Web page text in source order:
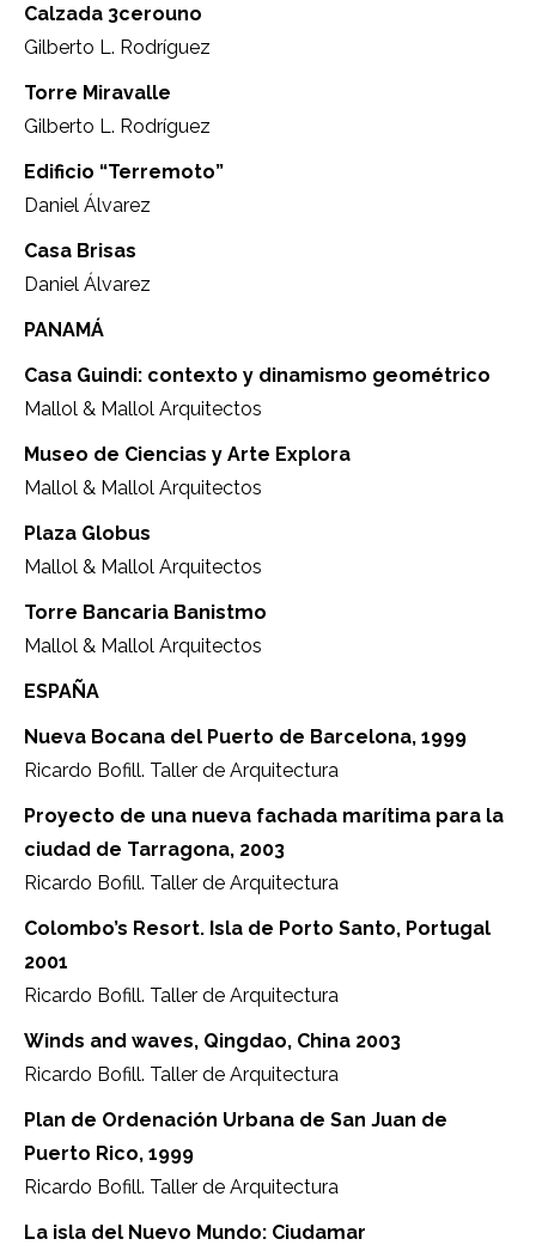
Calzada 3cerouno
Gilberto L. Rodríguez
Torre Miravalle
Gilberto L. Rodríguez
Edificio “Terremoto”
Daniel Álvarez
Casa Brisas
Daniel Álvarez
PANAMÁ
Casa Guindi: contexto y dinamismo geométrico
Mallol & Mallol Arquitectos
Museo de Ciencias y Arte Explora
Mallol & Mallol Arquitectos
Plaza Globus
Mallol & Mallol Arquitectos
Torre Bancaria Banistmo
Mallol & Mallol Arquitectos
ESPAÑA
Nueva Bocana del Puerto de Barcelona, 1999
Ricardo Bofill. Taller de Arquitectura
Proyecto de una nueva fachada marítima para la
ciudad de Tarragona, 2003
Ricardo Bofill. Taller de Arquitectura
Colombo’s Resort. Isla de Porto Santo, Portugal
2001
Ricardo Bofill. Taller de Arquitectura
Winds and waves, Qingdao, China 2003
Ricardo Bofill. Taller de Arquitectura
Plan de Ordenación Urbana de San Juan de
Puerto Rico, 1999
Ricardo Bofill. Taller de Arquitectura
La isla del Nuevo Mundo: Ciudamar